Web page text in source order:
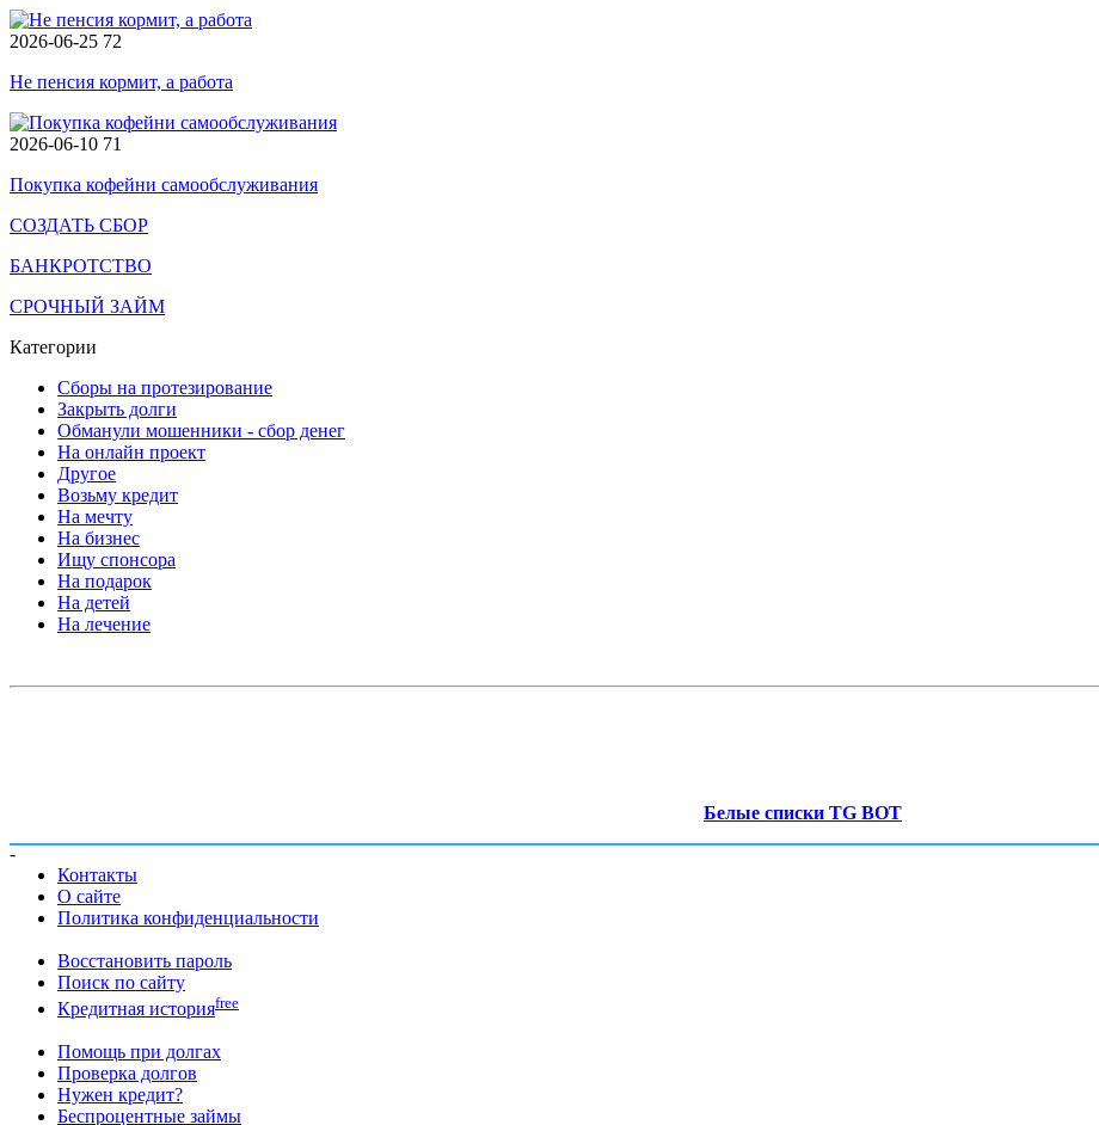
2026-06-25 72
Не пенсия кормит, а работа
2026-06-10 71
Покупка кофейни самообслуживания
СОЗДАТЬ СБОР
БАНКРОТСТВО
СРОЧНЫЙ ЗАЙМ
Категории
Сборы на протезирование
Закрыть долги
Обманули мошенники - сбор денег
На онлайн проект
Другое
Возьму кредит
На мечту
На бизнес
Ищу спонсора
На подарок
На детей
На лечение
Белые списки TG BOT
-
Контакты
О сайте
Политика конфиденциальности
Восстановить пароль
Поиск по сайту
Кредитная историяfree
Помощь при долгах
Проверка долгов
Нужен кредит?
Беспроцентные займы